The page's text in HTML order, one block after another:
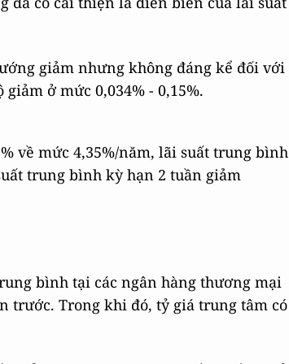
giảm nhưng không đáng kể đối với
ở mức 0,034% - 0,15%.
về mức 4,35%/năm, lãi suất trung bình
trung bình kỳ hạn 2 tuần giảm
bình tại các ngân hàng thương mại
trước. Trong khi đó, tỷ giá trung tâm có